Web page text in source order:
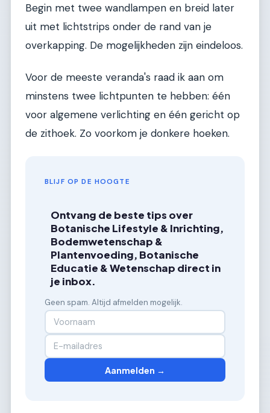
Begin met twee wandlampen en breid later
uit met lichtstrips onder de rand van je
overkapping. De mogelijkheden zijn eindeloos.
Voor de meeste veranda's raad ik aan om
minstens twee lichtpunten te hebben: één
voor algemene verlichting en één gericht op
de zithoek. Zo voorkom je donkere hoeken.
BLIJF OP DE HOOGTE
Ontvang de beste tips over
Botanische Lifestyle & Inrichting,
Bodemwetenschap &
Plantenvoeding, Botanische
Educatie & Wetenschap direct in
je inbox.
Geen spam. Altijd afmelden mogelijk.
Aanmelden →